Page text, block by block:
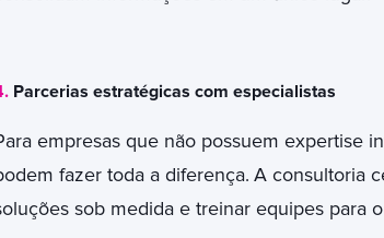
Parcerias estratégicas com especialistas
empresas que não possuem expertise
fazer toda a diferença. A consultoria
sob medida e treinar equipes para